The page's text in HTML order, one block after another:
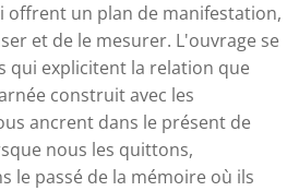
offrent un plan de manifestation,
et de le mesurer. L'ouvrage se
qui explicitent la relation que
construit avec les
ancrent dans le présent de
nous les quittons,
le passé de la mémoire où ils